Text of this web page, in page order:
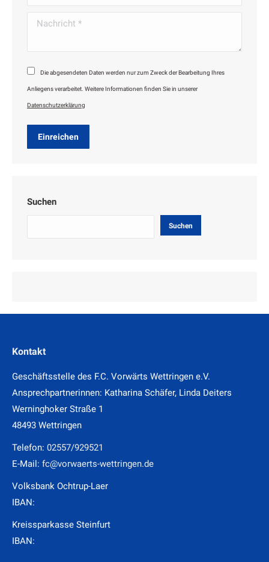
Nachricht *
Die abgesendeten Daten werden nur zum Zweck der Bearbeitung Ihres
Anliegens verarbeitet. Weitere Informationen finden Sie in unserer
Datenschutzerklärung
Einreichen
Suchen
Suchen
Kontakt
Geschäftsstelle des F.C. Vorwärts Wettringen e.V.
Ansprechpartnerinnen: Katharina Schäfer, Linda Deiters
Werninghoker Straße 1
48493 Wettringen
Telefon: 02557/929521
E-Mail: fc@vorwaerts-wettringen.de
Volksbank Ochtrup-Laer
IBAN:
Kreissparkasse Steinfurt
IBAN: